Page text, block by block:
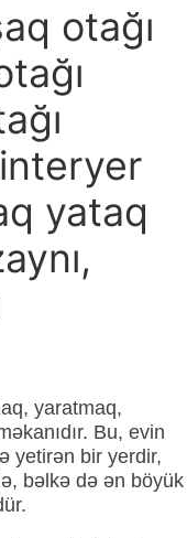
otağı
yataq
yaratmaq,
Bu, evin
yetirən bir yerdir,
bəlkə də ən böyük